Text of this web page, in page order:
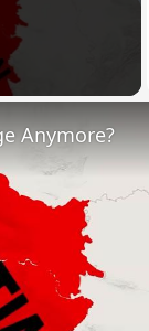
Anymore?